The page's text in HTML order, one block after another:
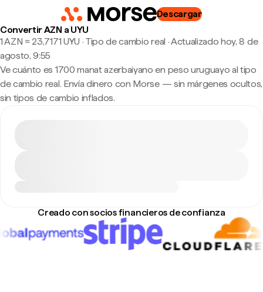
Descargar
Convertir AZN a UYU
1 AZN ≈ 23,7171 UYU · Tipo de cambio real ·Actualizado hoy, 8 de
agosto, 9:55
Ve cuánto es 1700 manat azerbaiyano en peso uruguayo al tipo
de cambio real. Envía dinero con Morse — sin márgenes ocultos,
sin tipos de cambio inflados.
Creado con socios financieros de confianza